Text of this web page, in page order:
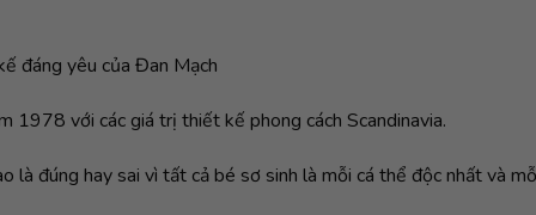
đáng yêu của Đan Mạch
1978 với các giá trị thiết kế phong cách Scandinavia.
là đúng hay sai vì tất cả bé sơ sinh là mỗi cá thể độc nhất và